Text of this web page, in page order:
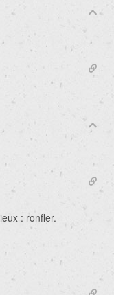
: ronfler.